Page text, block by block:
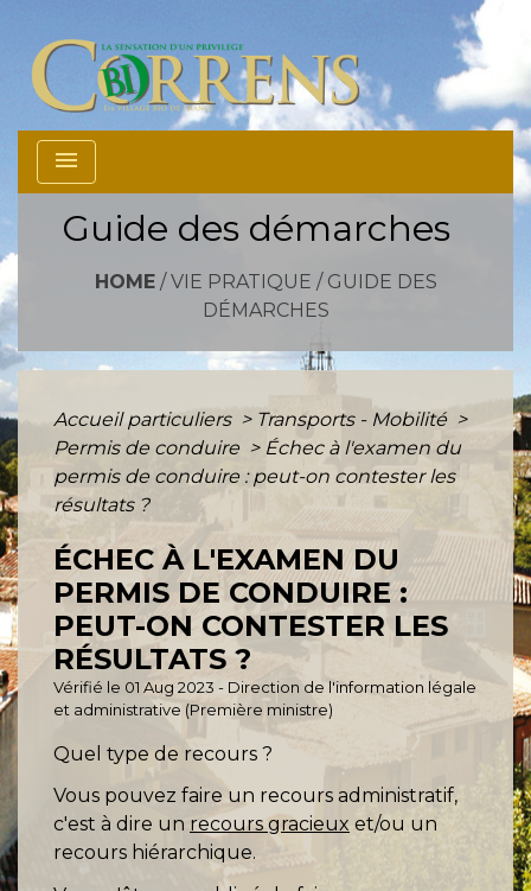
menu
Guide des démarches
HOME/ VIE PRATIQUE / GUIDE DES
DÉMARCHES
Accueil particuliers > Transports - Mobilité >
Permis de conduire > Échec à l'examen du
permis de conduire : peut-on contester les
résultats ?
ÉCHEC À L'EXAMEN DU
PERMIS DE CONDUIRE :
PEUT-ON CONTESTER LES
RÉSULTATS ?
Vérifié le 01 Aug 2023 - Direction de l'information légale
et administrative (Première ministre)
Quel type de recours ?
Vous pouvez faire un recours administratif,
c'est à dire un recours gracieux et/ou un
recours hiérarchique.